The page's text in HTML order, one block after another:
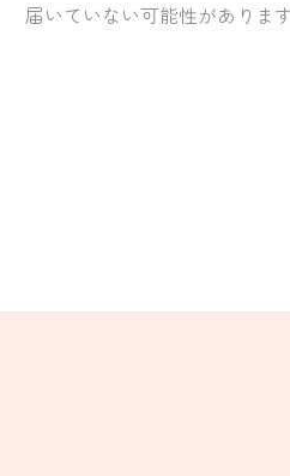
届いていない可能性がありま